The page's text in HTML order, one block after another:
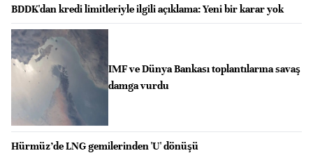
BDDK'dan kredi limitleriyle ilgili açıklama: Yeni bir karar yok
IMF ve Dünya Bankası toplantılarına savaş
damga vurdu
Hürmüz’de LNG gemilerinden 'U' dönüşü